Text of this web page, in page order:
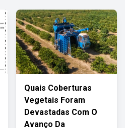
Quais Coberturas
Vegetais Foram
Devastadas Com O
Avanço Da